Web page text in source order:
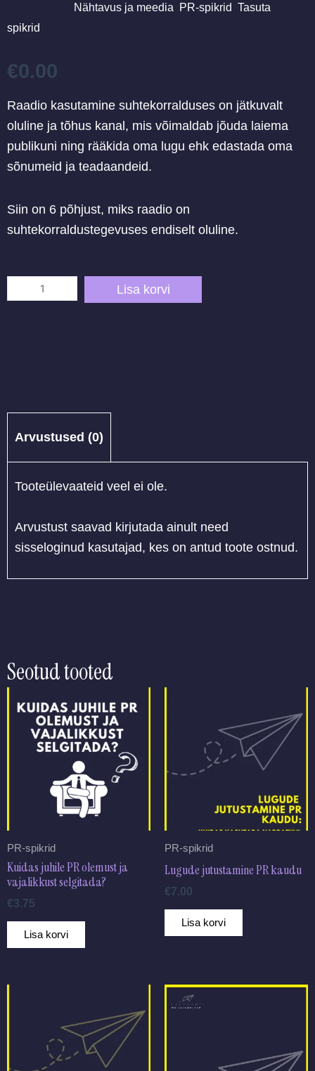
Nähtavus ja meedia PR-spikrid Tasuta
spikrid
€0.00
Raadio kasutamine suhtekorralduses on jätkuvalt
oluline ja tõhus kanal, mis võimaldab jõuda laiema
publikuni ning rääkida oma lugu ehk edastada oma
sõnumeid ja teadaandeid.
Siin on 6 põhjust, miks raadio on
suhtekorraldustegevuses endiselt oluline.
Lisa korvi
Arvustused (0)
Tooteülevaateid veel ei ole.
Arvustust saavad kirjutada ainult need
sisseloginud kasutajad, kes on antud toote ostnud.
Seotud tooted
PR-spikrid
Kuidas juhile PR olemust ja
vajalikkust selgitada?
€3.75
Lisa korvi
PR-spikrid
Lugude jutustamine PR kaudu
€7.00
Lisa korvi